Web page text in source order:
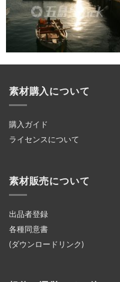
素材購入について
購入ガイド
ライセンスについて
素材販売について
出品者登録
各種同意書
(ダウンロードリンク)